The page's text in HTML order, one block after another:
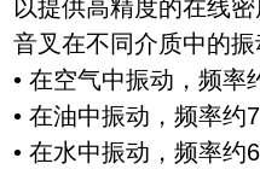
以提供高精度的在线
音叉在不同介质中的
• 在空气中振动，频率
• 在油中振动，频率约
• 在水中振动，频率约